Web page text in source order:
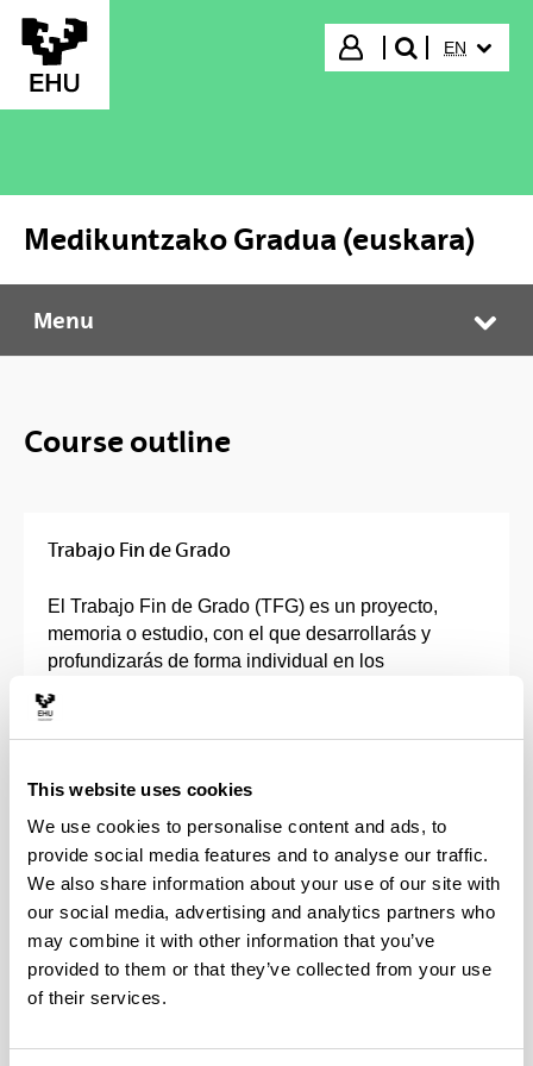
This website uses cookies
We use cookies to personalise content and ads, to
provide social media features and to analyse our traffic.
We also share information about your use of our site with
our social media, advertising and analytics partners who
may combine it with other information that you’ve
provided to them or that they’ve collected from your use
of their services.
Skip to Main Content
Login
search"
EN
Medikuntzako Gradua (euskara)
Medikuntzako Gradua (euskara)
Menu
Course outline
Trabajo Fin de Grado
El Trabajo Fin de Grado (TFG) es un proyecto,
memoria o estudio, con el que desarrollarás y
profundizarás de forma individual en los
habilidades adquiridas en tu grado.
práctica y se evaluarán todas las competencias que
has ido adquiriendo durante el Grado.
Tendrás un director o directora que te orientará en
la elección de la línea de investigación y que
supervisará tu trabajo.
El TFG consta de entre 6 y 30 créditos, en función
realizan en la fase final del plan de estudios. Para